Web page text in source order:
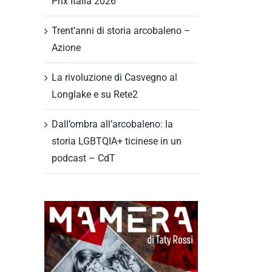
Trent’anni di storia arcobaleno –
Azione
La rivoluzione di Casvegno al
Longlake e su Rete2
Dall’ombra all’arcobaleno: la
storia LGBTQIA+ ticinese in un
podcast – CdT